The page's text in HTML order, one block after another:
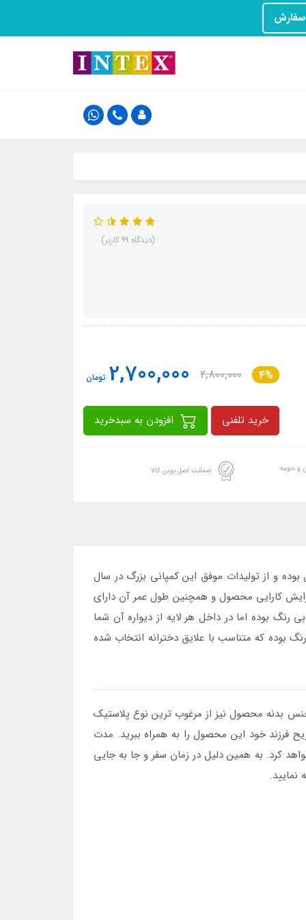
(دیدگاه 99 کاربر)
4%
2,800,000
2,700,000 تومان
خرید تلفنی
و حومه ضمانت اصل بودن کالا
و از تولیدات موفق این کمپانی بزرگ در سال
کارایی محصول و همچنین طول عمر آن دارای
بوده اما در داخل هر لایه از دیواره آن شما
بوده که متناسب با علایق دخترانه انتخاب شده
بدنه محصول نیز از مرغوب ترین نوع پلاستیک
فرزند خود این محصول را به همراه ببرید. مدت
کرد. به همین دلیل در زمان سفر و جا به جایی
نمایید.